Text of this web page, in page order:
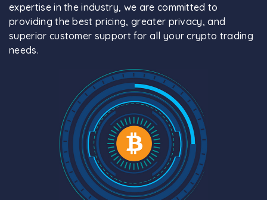
expertise in the industry, we are committed to
providing the best pricing, greater privacy, and
superior customer support for all your crypto trading
needs.